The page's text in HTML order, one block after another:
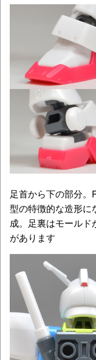
足首から下の部分。
型の特徴的な造形に
成。足裏はモールド
があります